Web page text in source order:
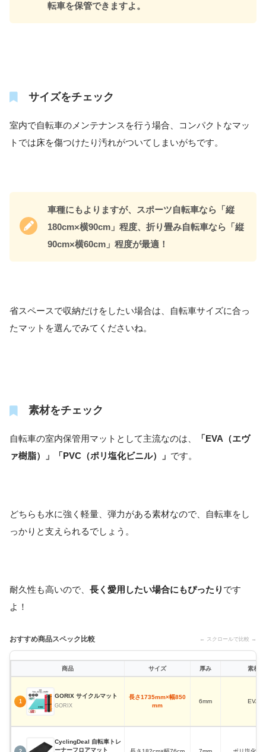
転車を保管できますよ。
サイズをチェック
室内で自転車のメンテナンスを行う場合、コンパクトなマッ
トでは床を傷つけたり汚れがついてしまいがちです。
車種にもよりますが、スポーツ自転車なら「縦
180cm×横90cm」程度、折り畳み自転車なら「縦
90cm×横60cm」程度が最適！
省スペースで収納だけをしたい場合は、自転車サイズに合っ
たマットを選んでみてくださいね。
素材をチェック
自転車の室内保管用マットとして主流なのは、
「EVA（エヴ
ァ樹脂）」「PVC（ポリ塩化ビニル）」 です。
どちらも水に強く軽量、弾力がある素材なので、自転車をし
っかりと支えられるでしょう。
耐久性も高いので、 長く愛用したい場合にもぴったり です
よ！
おすすめ商品スペック比較 ← スクロールで比較 →
商品 サイズ 厚み 素材
1
GORIX サイクルマット
GORIX
長さ1735mm×幅850
mm
6mm EVA
CyclingDeal 自転車トレ
ーナーフロアマット